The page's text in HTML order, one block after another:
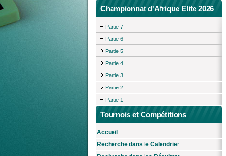
Championnat d'Afrique Elite 2026
Partie 7
Partie 6
Partie 5
Partie 4
Partie 3
Partie 2
Partie 1
Tournois et Compétitions
Accueil
Recherche dans le Calendrier